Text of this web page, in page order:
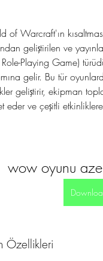
Warcraft'ın
geliştirilen ve
Playing Game)
gelir. Bu tür
geliştirir, ekipman
eder ve çeşitli etkinliklere
wow oyunu
Özellikleri